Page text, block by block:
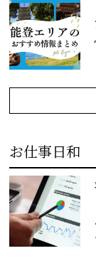
お仕事日和